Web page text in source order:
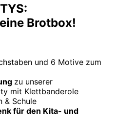
Brotbox!
und 6 Motive zum
zu unserer
mit Klettbanderole
& Schule
für den Kita- und